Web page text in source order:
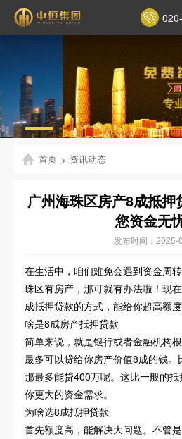
首页 > 资讯动态
广州海珠区房产8成抵押
您资金无
发布时间：2025-
在生活中，咱们难免会遇到资金周
珠区有房产，那可就有办法啦！现
成抵押贷款的方式，能给你超高额
啥是8成房产抵押贷款
简单来说，就是银行或者金融机构
最多可以贷给你房产价值8成的钱。
那最多能贷400万呢。这比一般的
你更大的资金需求。
为啥选8成抵押贷款
首先额度高，能解决大问题。不管